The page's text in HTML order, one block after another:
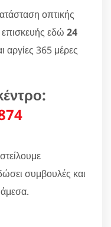
οπτικής
εδώ 24
αργίες 365 μέρες
συμβουλές και